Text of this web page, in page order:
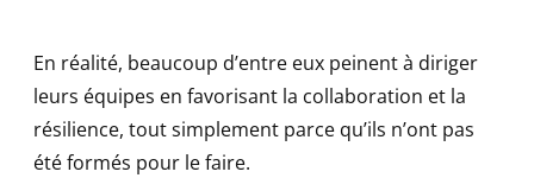
En réalité, beaucoup d’entre eux peinent à diriger
leurs équipes en favorisant la collaboration et la
résilience, tout simplement parce qu’ils n’ont pas
été formés pour le faire.